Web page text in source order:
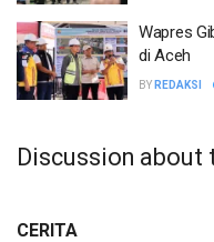
Wapres
di Aceh
BY REDAKSI
Discussion about
CERITA